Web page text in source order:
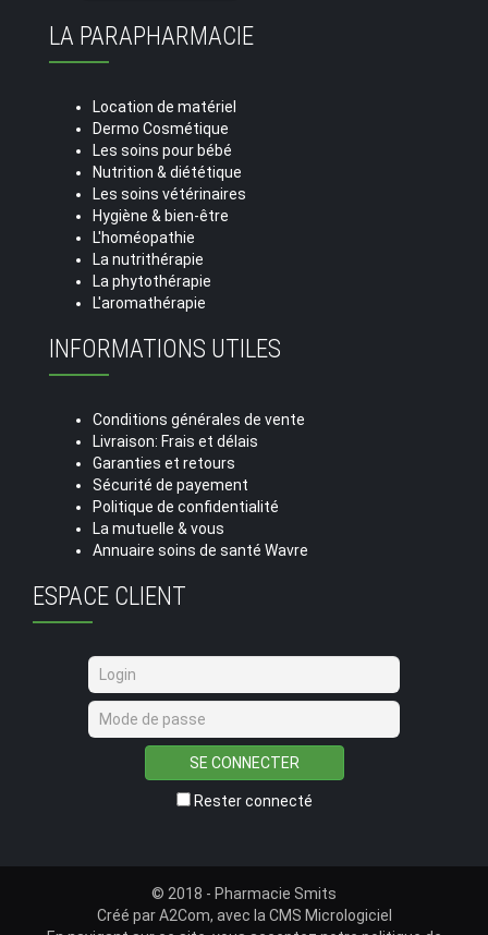
LA PARAPHARMACIE
Location de matériel
Dermo Cosmétique
Les soins pour bébé
Nutrition & diététique
Les soins vétérinaires
Hygiène & bien-être
L'homéopathie
La nutrithérapie
La phytothérapie
L'aromathérapie
INFORMATIONS UTILES
Conditions générales de vente
Livraison: Frais et délais
Garanties et retours
Sécurité de payement
Politique de confidentialité
La mutuelle & vous
Annuaire soins de santé Wavre
ESPACE CLIENT
SE CONNECTER
Rester connecté
© 2018 - Pharmacie Smits
Créé parA2Com, avec la CMS Micrologiciel